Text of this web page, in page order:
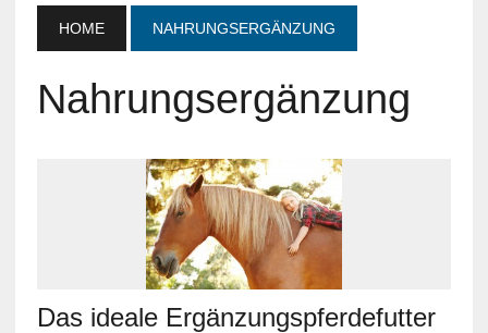
HOME NAHRUNGSERGÄNZUNG
Nahrungsergänzung
Das ideale Ergänzungspferdefutter